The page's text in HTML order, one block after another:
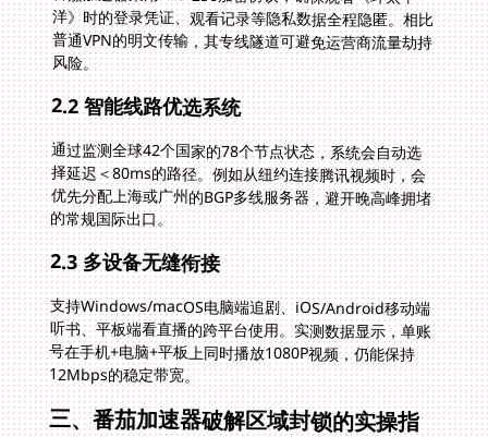
风险。
2.2 智能线路优选系统
通过监测全球42个国家的78个节点状态，系统会自动选
择延迟＜80ms的路径。例如从纽约连接腾讯视频时，会
优先分配上海或广州的BGP多线服务器，避开晚高峰拥堵
的常规国际出口。
2.3 多设备无缝衔接
支持Windows/macOS电脑端追剧、iOS/Android移动端
听书、平板端看直播的跨平台使用。实测数据显示，单账
号在手机+电脑+平板上同时播放1080P视频，仍能保持
12Mbps的稳定带宽。
三、番茄加速器破解区域封锁的实操指